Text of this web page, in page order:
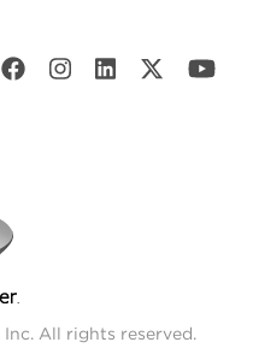
All rights reserved.